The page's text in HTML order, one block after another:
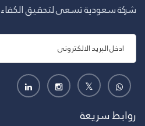
شركة سعودية تسعى لتحقيق
روابط سريعة